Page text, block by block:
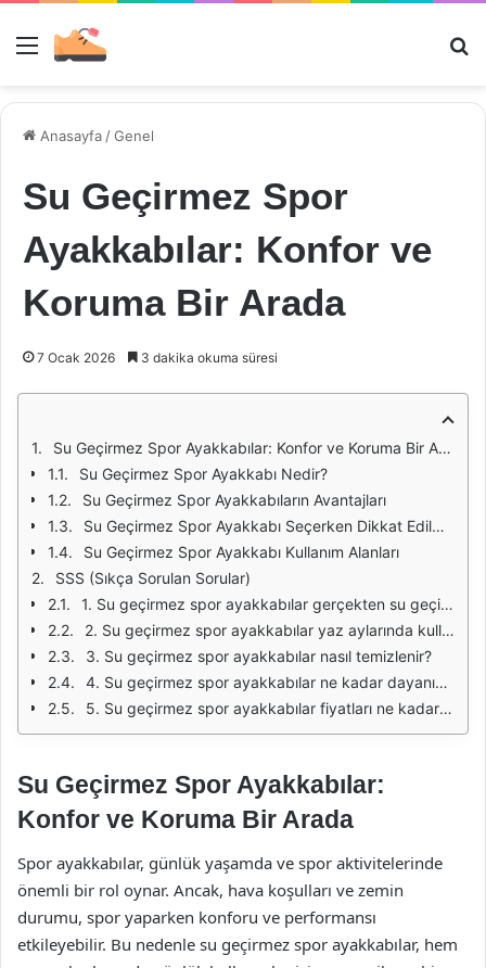
Menü
Anasayfa /Genel
Su Geçirmez Spor
Ayakkabılar: Konfor ve
Koruma Bir Arada
7 Ocak 2026 3 dakika okuma süresi
Su Geçirmez Spor Ayakkabılar: Konfor ve Koruma Bir Arada
Su Geçirmez Spor Ayakkabı Nedir?
Su Geçirmez Spor Ayakkabıların Avantajları
Su Geçirmez Spor Ayakkabı Seçerken Dikkat Edilmesi Gerekenler
Su Geçirmez Spor Ayakkabı Kullanım Alanları
SSS (Sıkça Sorulan Sorular)
1. Su geçirmez spor ayakkabılar gerçekten su geçirmez mi?
2. Su geçirmez spor ayakkabılar yaz aylarında kullanılabilir mi?
3. Su geçirmez spor ayakkabılar nasıl temizlenir?
4. Su geçirmez spor ayakkabılar ne kadar dayanıklıdır?
5. Su geçirmez spor ayakkabılar fiyatları ne kadardır?
Su Geçirmez Spor Ayakkabılar:
Konfor ve Koruma Bir Arada
Spor ayakkabılar, günlük yaşamda ve spor aktivitelerinde
önemli bir rol oynar. Ancak, hava koşulları ve zemin
durumu, spor yaparken konforu ve performansı
etkileyebilir. Bu nedenle su geçirmez spor ayakkabılar, hem